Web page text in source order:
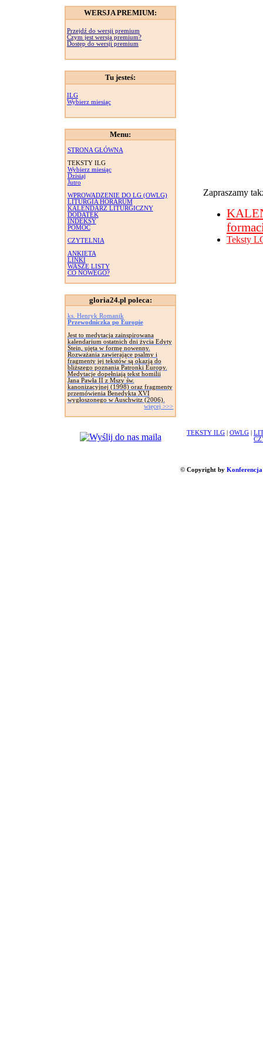
WERSJA PREMIUM:
Przejdź do wersji premium
Czym jest wersja premium?
Dostęp do wersji premium
Tu jesteś:
ILG
Wybierz miesiąc
Menu:
STRONA GŁÓWNA
TEKSTY ILG
Wybierz miesiąc
Dzisiaj
Jutro
WPROWADZENIE DO LG (OWLG)
LITURGIA HORARUM
KALENDARZ LITURGICZNY
DODATEK
INDEKSY
POMOC
CZYTELNIA
ANKIETA
LINKI
WASZE LISTY
CO NOWEGO?
gloria24.pl poleca:
ks. Henryk Romanik
Przewodniczka po Europie
Jest to medytacja zainspirowana
kalendarium ostatnich dni życia Edyty
Stein, ujęta w formę nowenny.
Rozważania zawierające psalmy i
fragmenty jej tekstów są okazją do
bliższego poznania Patronki Europy.
Medytacje dopełniają tekst homilii
Jana Pawła II z Mszy św.
kanonizacyjnej (1998) oraz fragmenty
przemówienia Benedykta XVI
wygłoszonego w Auschwitz (2006).
więcej >>>
Zapraszamy
Teksty
TEKSTY ILG OWLG
© Copyright by Konferencja